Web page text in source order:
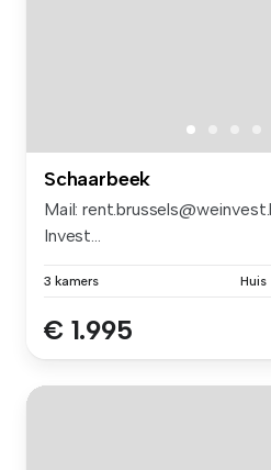
Schaarbeek
Mail:
Invest...
3 kamers Huis
€ 1.995